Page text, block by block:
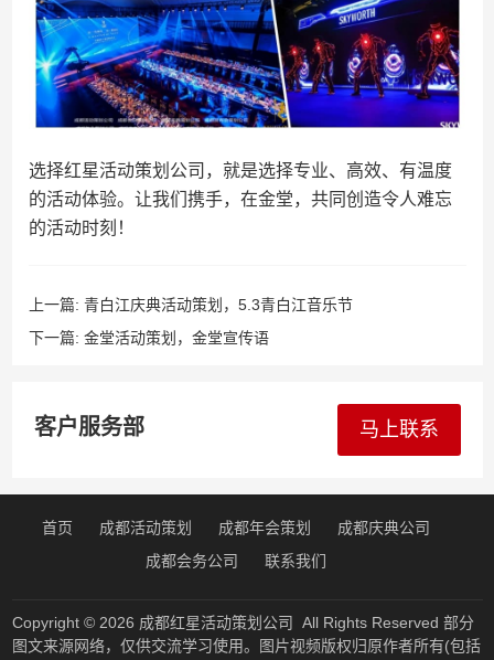
选择红星活动策划公司，就是选择专业、高效、有温度
的活动体验。让我们携手，在金堂，共同创造令人难忘
的活动时刻！
上一篇: 青白江庆典活动策划，5.3青白江音乐节
下一篇: 金堂活动策划，金堂宣传语
客户服务部 马上联系
首页 成都活动策划 成都年会策划
成都庆典公司
成都会务公司
联系我们
Copyright © 2026 成都红星活动策划公司 All Rights Reserved 部分
图文来源网络，仅供交流学习使用。图片视频版权归原作者所有(包括